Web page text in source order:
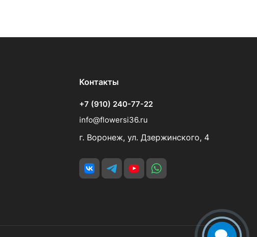
Контакты
+7 (910) 240-77-22
info@flowersi36.ru
г. Воронеж, ул. Дзержинского, 4